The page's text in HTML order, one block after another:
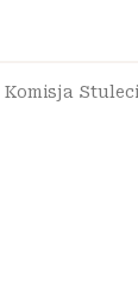
Komisja